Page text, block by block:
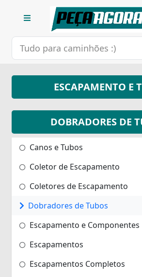
ESCAPAMENTO E
DOBRADORES DE
Canos e Tubos
Coletor de Escapamento
Coletores de Escapamento
Dobradores de Tubos
Escapamento e Componentes
Escapamentos
Escapamentos Completos